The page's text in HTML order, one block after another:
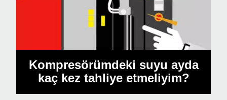
Kompresörümdeki suyu ayda
kaç kez tahliye etmeliyim?